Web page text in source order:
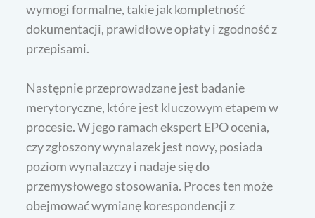
wymogi formalne, takie jak kompletność
dokumentacji, prawidłowe opłaty i zgodność z
przepisami.
Następnie przeprowadzane jest badanie
merytoryczne, które jest kluczowym etapem w
procesie. W jego ramach ekspert EPO ocenia,
czy zgłoszony wynalazek jest nowy, posiada
poziom wynalazczy i nadaje się do
przemysłowego stosowania. Proces ten może
obejmować wymianę korespondencji z